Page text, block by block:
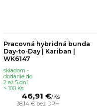
Pracovná hybridná bunda
Day-to-Day | Kariban |
WK6147
46,91 €/Ks
38,14 € bez DPH
skladom -
dodanie do
2 až 5 dní
> 100 Ks